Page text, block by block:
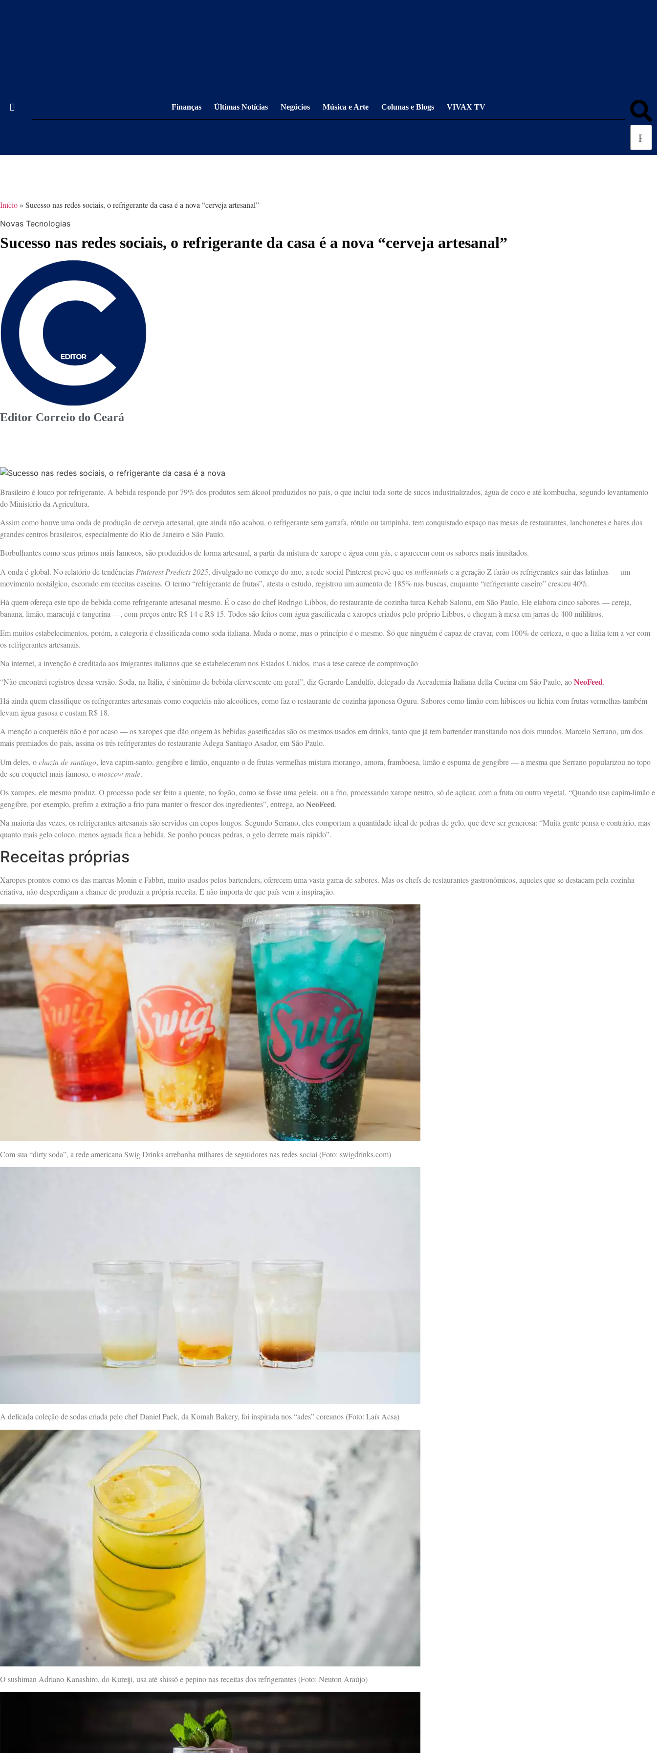
Finanças Últimas Notícias Negócios Música e Arte Colunas e Blogs VIVAX TV
Início » Sucesso nas redes sociais, o refrigerante da casa é a nova “cerveja artesanal”
Novas Tecnologias
Sucesso nas redes sociais, o refrigerante da casa é a nova “cerveja artesanal”
Editor Correio do Ceará
Brasileiro é louco por refrigerante. A bebida responde por 79% dos produtos sem álcool produzidos no país, o que inclui toda sorte de sucos industrializados, água de coco e até kombucha, segundo levantamento
do Ministério da Agricultura.
Assim como houve uma onda de produção de cerveja artesanal, que ainda não acabou, o refrigerante sem garrafa, rótulo ou tampinha, tem conquistado espaço nas mesas de restaurantes, lanchonetes e bares dos
grandes centros brasileiros, especialmente do Rio de Janeiro e São Paulo.
Borbulhantes como seus primos mais famosos, são produzidos de forma artesanal, a partir da mistura de xarope e água com gás, e aparecem com os sabores mais inusitados.
A onda é global. No relatório de tendências Pinterest Predicts 2025, divulgado no começo do ano, a rede social Pinterest prevê que osmillennialse a geração Z farão os refrigerantes sair das latinhas — um
movimento nostálgico, escorado em receitas caseiras. O termo “refrigerante de frutas”, atesta o estudo, registrou um aumento de 185% nas buscas, enquanto “refrigerante caseiro” cresceu 40%.
Há quem ofereça este tipo de bebida como refrigerante artesanal mesmo. É o caso do chef Rodrigo Libbos, do restaurante de cozinha turca Kebab Salonu, em São Paulo. Ele elabora cinco sabores — cereja,
banana, limão, maracujá e tangerina —, com preços entre R$ 14 e R$ 15. Todos são feitos com água gaseificada e xaropes criados pelo próprio Libbos, e chegam à mesa em jarras de 400 mililitros.
Em muitos estabelecimentos, porém, a categoria é classificada como soda italiana. Muda o nome, mas o princípio é o mesmo. Só que ninguém é capaz de cravar, com 100% de certeza, o que a Itália tem a ver com
os refrigerantes artesanais.
Na internet, a invenção é creditada aos imigrantes italianos que se estabeleceram nos Estados Unidos, mas a tese carece de comprovação
“Não encontrei registros dessa versão. Soda, na Itália, é sinônimo de bebida efervescente em geral”, diz Gerardo Landulfo, delegado da Accademia Italiana della Cucina em São Paulo, aoNeoFeed.
Há ainda quem classifique os refrigerantes artesanais como coquetéis não alcoólicos, como faz o restaurante de cozinha japonesa Oguru. Sabores como limão com hibiscos ou lichia com frutas vermelhas também
levam água gasosa e custam R$ 18.
A menção a coquetéis não é por acaso — os xaropes que dão origem às bebidas gaseificadas são os mesmos usados em drinks, tanto que já tem bartender transitando nos dois mundos. Marcelo Serrano, um dos
mais premiados do país, assina os três refrigerantes do restaurante Adega Santiago Asador, em São Paulo.
Um deles, ochazin de santiago, leva capim-santo, gengibre e limão, enquanto o de frutas vermelhas mistura morango, amora, framboesa, limão e espuma de gengibre — a mesma que Serrano popularizou no topo
de seu coquetel mais famoso, omoscow mule.
Os xaropes, ele mesmo produz. O processo pode ser feito a quente, no fogão, como se fosse uma geleia, ou a frio, processando xarope neutro, só de açúcar, com a fruta ou outro vegetal. “Quando uso capim-limão e
gengibre, por exemplo, prefiro a extração a frio para manter o frescor dos ingredientes”, entrega, aoNeoFeed.
Na maioria das vezes, os refrigerantes artesanais são servidos em copos longos. Segundo Serrano, eles comportam a quantidade ideal de pedras de gelo, que deve ser generosa: “Muita gente pensa o contrário, mas
quanto mais gelo coloco, menos aguada fica a bebida. Se ponho poucas pedras, o gelo derrete mais rápido”.
Receitas próprias
Xaropes prontos como os das marcas Monin e Fabbri, muito usados pelos bartenders, oferecem uma vasta gama de sabores. Mas os chefs de restaurantes gastronômicos, aqueles que se destacam pela cozinha
criativa, não desperdiçam a chance de produzir a própria receita. E não importa de que país vem a inspiração.
Com sua “dirty soda”, a rede americana Swig Drinks arrebanha milhares de seguidores nas redes sociai (Foto: swigdrinks.com)
A delicada coleção de sodas criada pelo chef Daniel Paek, da Komah Bakery, foi inspirada nos “ades” coreanos (Foto: Laís Acsa)
O sushiman Adriano Kanashiro, do Kureiji, usa até shissô e pepino nas receitas dos refrigerantes (Foto: Neuton Araújo)